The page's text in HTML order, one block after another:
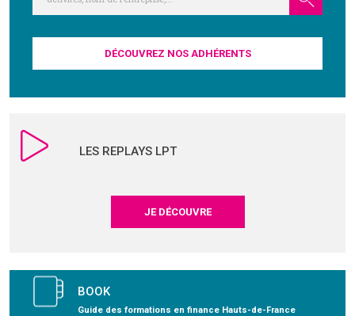
DÉCOUVREZ NOS ADHÉRENTS
LES REPLAYS LPT
JE DÉCOUVRE
BOOK
Guide des formations en finance Hauts-de-France